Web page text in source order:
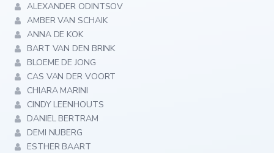
ALEXANDER ODINTSOV
AMBER VAN SCHAIK
ANNA DE KOK
BART VAN DEN BRINK
BLOEME DE JONG
CAS VAN DER VOORT
CHIARA MARINI
CINDY LEENHOUTS
DANIEL BERTRAM
DEMI NUBERG
ESTHER BAART